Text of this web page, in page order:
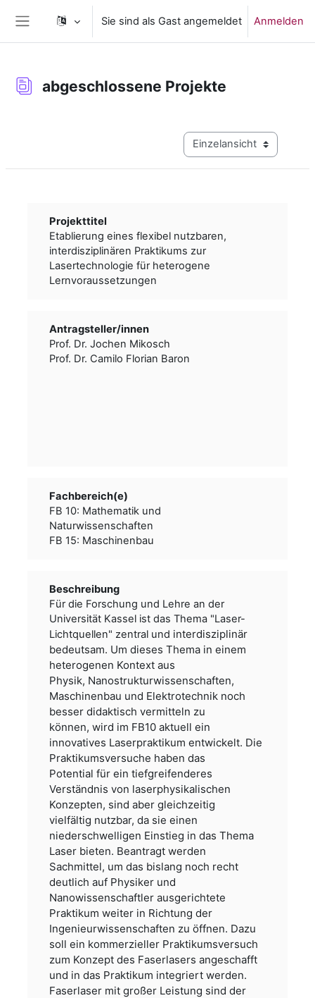
Website-Übersicht
Sie sind als Gast angemeldet Anmelden
abgeschlossene Projekte
Modus Tertiärnavigation
Projekttitel
Etablierung eines flexibel nutzbaren,
interdisziplinären Praktikums zur
Lasertechnologie für heterogene
Lernvoraussetzungen
Antragsteller/­­innen
Prof. Dr. Jochen Mikosch
Prof. Dr. Camilo Florian Baron
Fachbereich(e)
FB 10: Mathematik und
Naturwissenschaften
FB 15: Maschinenbau
Beschreibung
Für die Forschung und Lehre an der
Universität Kassel ist das Thema "Laser-
Lichtquellen" zentral und interdisziplinär
bedeutsam. Um dieses Thema in einem
heterogenen Kontext aus
Physik, Nanostrukturwissenschaften,
Maschinenbau und Elektrotechnik noch
besser didaktisch vermitteln zu
können, wird im FB10 aktuell ein
innovatives Laserpraktikum entwickelt. Die
Praktikumsversuche haben das
Potential für ein tiefgreifenderes
Verständnis von laserphysikalischen
Konzepten, sind aber gleichzeitig
vielfältig nutzbar, da sie einen
niederschwelligen Einstieg in das Thema
Laser bieten. Beantragt werden
Sachmittel, um das bislang noch recht
deutlich auf Physiker und
Nanowissenschaftler ausgerichtete
Praktikum weiter in Richtung der
Ingenieurwissenschaften zu öffnen. Dazu
soll ein kommerzieller Praktikumsversuch
zum Konzept des Faserlasers angeschafft
und in das Praktikum integriert werden.
Faserlaser mit großer Leistung sind der